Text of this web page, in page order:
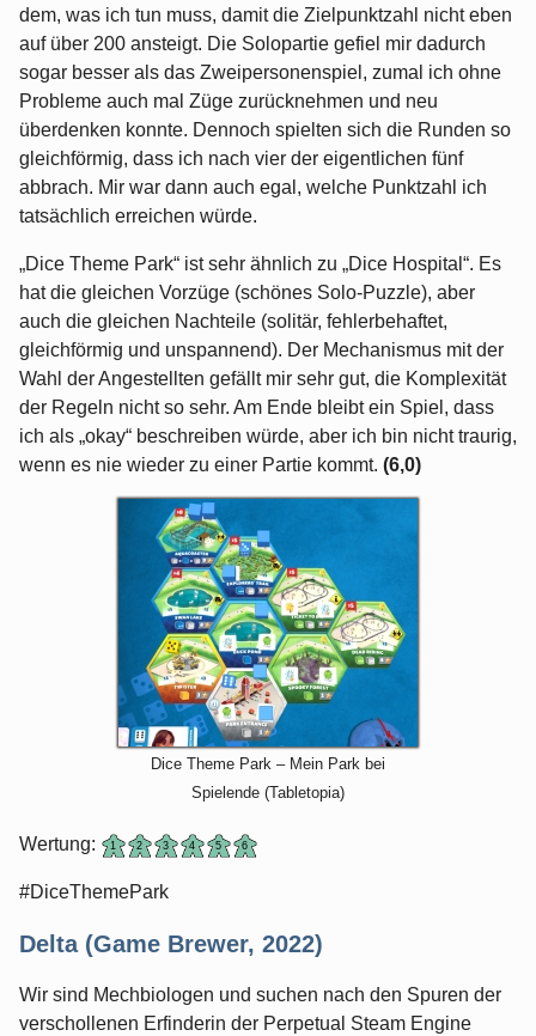
dem, was ich tun muss, damit die Zielpunktzahl nicht eben
auf über 200 ansteigt. Die Solopartie gefiel mir dadurch
sogar besser als das Zweipersonenspiel, zumal ich ohne
Probleme auch mal Züge zurücknehmen und neu
überdenken konnte. Dennoch spielten sich die Runden so
gleichförmig, dass ich nach vier der eigentlichen fünf
abbrach. Mir war dann auch egal, welche Punktzahl ich
tatsächlich erreichen würde.
„Dice Theme Park“ ist sehr ähnlich zu „Dice Hospital“. Es
hat die gleichen Vorzüge (schönes Solo-Puzzle), aber
auch die gleichen Nachteile (solitär, fehlerbehaftet,
gleichförmig und unspannend). Der Mechanismus mit der
Wahl der Angestellten gefällt mir sehr gut, die Komplexität
der Regeln nicht so sehr. Am Ende bleibt ein Spiel, dass
ich als „okay“ beschreiben würde, aber ich bin nicht traurig,
wenn es nie wieder zu einer Partie kommt. (6,0)
Dice Theme Park – Mein Park bei
Spielende (Tabletopia)
Wertung:
#DiceThemePark
Delta (Game Brewer, 2022)
Wir sind Mechbiologen und suchen nach den Spuren der
verschollenen Erfinderin der Perpetual Steam Engine